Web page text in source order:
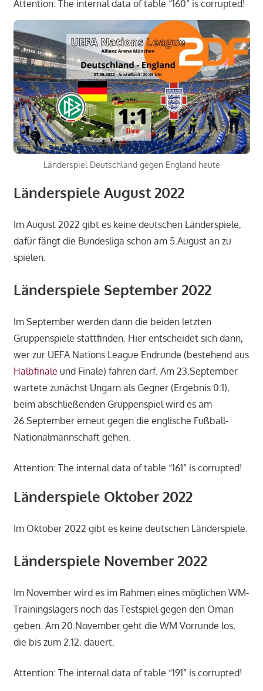
Attention: The internal data of table “160” is corrupted!
Länderspiel Deutschland gegen England heute
Länderspiele August 2022
Im August 2022 gibt es keine deutschen Länderspiele,
dafür fängt die Bundesliga schon am 5.August an zu
spielen.
Länderspiele September 2022
Im September werden dann die beiden letzten
Gruppenspiele stattfinden. Hier entscheidet sich dann,
wer zur UEFA Nations League Endrunde (bestehend aus
Halbfinale und Finale) fahren darf. Am 23.September
wartete zunächst Ungarn als Gegner (Ergebnis 0:1),
beim abschließenden Gruppenspiel wird es am
26.September erneut gegen die englische Fußball-
Nationalmannschaft gehen.
Attention: The internal data of table “161” is corrupted!
Länderspiele Oktober 2022
Im Oktober 2022 gibt es keine deutschen Länderspiele.
Länderspiele November 2022
Im November wird es im Rahmen eines möglichen WM-
Trainingslagers noch das Testspiel gegen den Oman
geben. Am 20.November geht die WM Vorrunde los,
die bis zum 2.12. dauert.
Attention: The internal data of table “191” is corrupted!